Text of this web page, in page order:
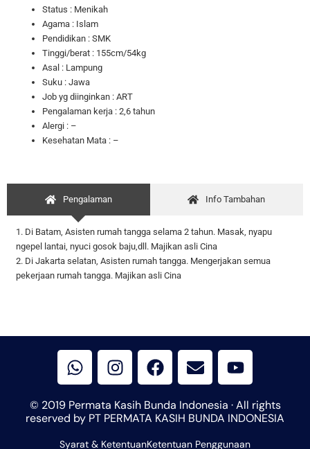
Status : Menikah
Agama : Islam
Pendidikan : SMK
Tinggi/berat : 155cm/54kg
Asal : Lampung
Suku : Jawa
Job yg diinginkan : ART
Pengalaman kerja : 2,6 tahun
Alergi : –
Kesehatan Mata : –
Pengalaman Info Tambahan
1. Di Batam, Asisten rumah tangga selama 2 tahun. Masak, nyapu
ngepel lantai, nyuci gosok baju,dll. Majikan asli Cina
2. Di Jakarta selatan, Asisten rumah tangga. Mengerjakan semua
pekerjaan rumah tangga. Majikan asli Cina
h
a
t
s
a
n
s
t
a
a
c
b
n
v
e
l
o
u
t
u
© 2019 Permata Kasih Bunda Indonesia · All rights
reserved by PT PERMATA KASIH BUNDA INDONESIA
Syarat & KetentuanKetentuan Penggunaan